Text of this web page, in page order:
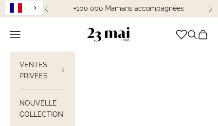
Passer au contenu
Précédent+100 000 Mamans accompagnées
23 Mai Paris
Ouvrir la navigation Ouvrir la
Voir
VENTES
PRIVÉES
NOUVELLE
COLLECTION